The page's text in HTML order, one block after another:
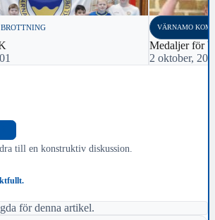
BROTTNING VÄRNAMO
Medaljer för
2 oktober,
till en konstruktiv diskussion.
för denna artikel.